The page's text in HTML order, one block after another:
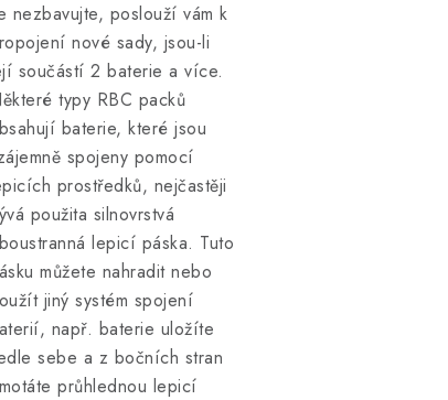
nezbavujte, poslouží vám k
nové sady, jsou-li
součástí 2 baterie a více.
typy RBC packů
baterie, které jsou
spojeny pomocí
prostředků, nejčastěji
použita silnovrstvá
lepicí páska. Tuto
můžete nahradit nebo
jiný systém spojení
např. baterie uložíte
sebe a z bočních stran
průhlednou lepicí